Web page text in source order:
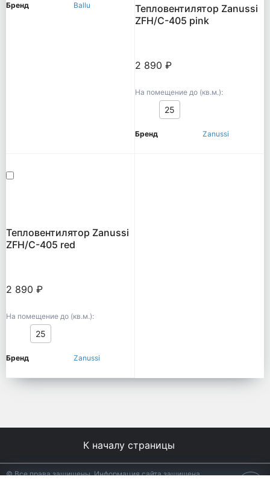
Бренд Ballu
Тепловентилятор Zanussi
ZFH/C-405 pink
2 890 ₽
На помещение до (кв.м.):
25
Бренд Zanussi
Тепловентилятор Zanussi
ZFH/C-405 red
2 890 ₽
На помещение до (кв.м.):
25
Бренд Zanussi
К началу страницы
© Все права защищены. Информация сайта защищена